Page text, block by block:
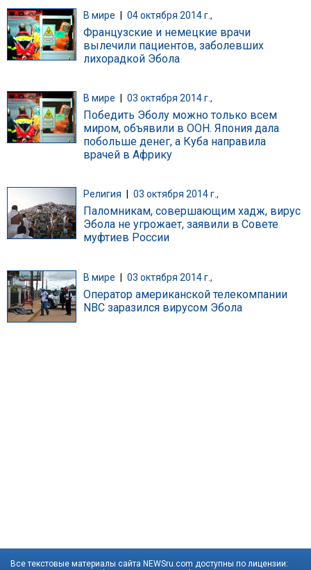
В мире 04 октября 2014 г.,
Французские и немецкие врачи
вылечили пациентов, заболевших
лихорадкой Эбола
В мире 03 октября 2014 г.,
Победить Эболу можно только всем
миром, объявили в ООН. Япония дала
побольше денег, а Куба направила
врачей в Африку
Религия 03 октября 2014 г.,
Паломникам, совершающим хадж, вирус
Эбола не угрожает, заявили в Совете
муфтиев России
В мире | 03 октября 2014 г.,
Оператор американской телекомпании
NBC заразился вирусом Эбола
Все текстовые материалы сайта NEWSru.com доступны по лицензии: